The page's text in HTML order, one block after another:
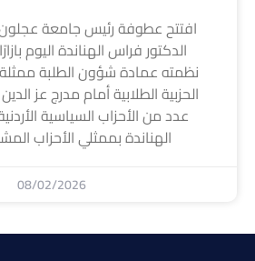
افتتح عطوفة رئيس جامعة عجلون
الدكتور فراس الهناندة اليوم
نظمته عمادة شؤون الطلبة
الحزبية الطلابية أمام مدرج عز
عدد من الأحزاب السياسية
الهناندة بممثلي الأحزاب
08/02/2026